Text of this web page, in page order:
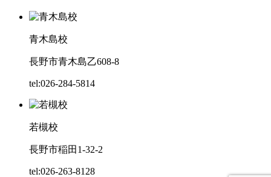
青木島校
長野市青木島乙608-8
tel:026-284-5814
若槻校
長野市稲田1-32-2
tel:026-263-8128